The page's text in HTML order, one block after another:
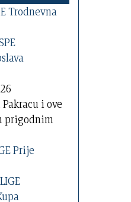
Trodnevna
i ove
prigodnim
Prije